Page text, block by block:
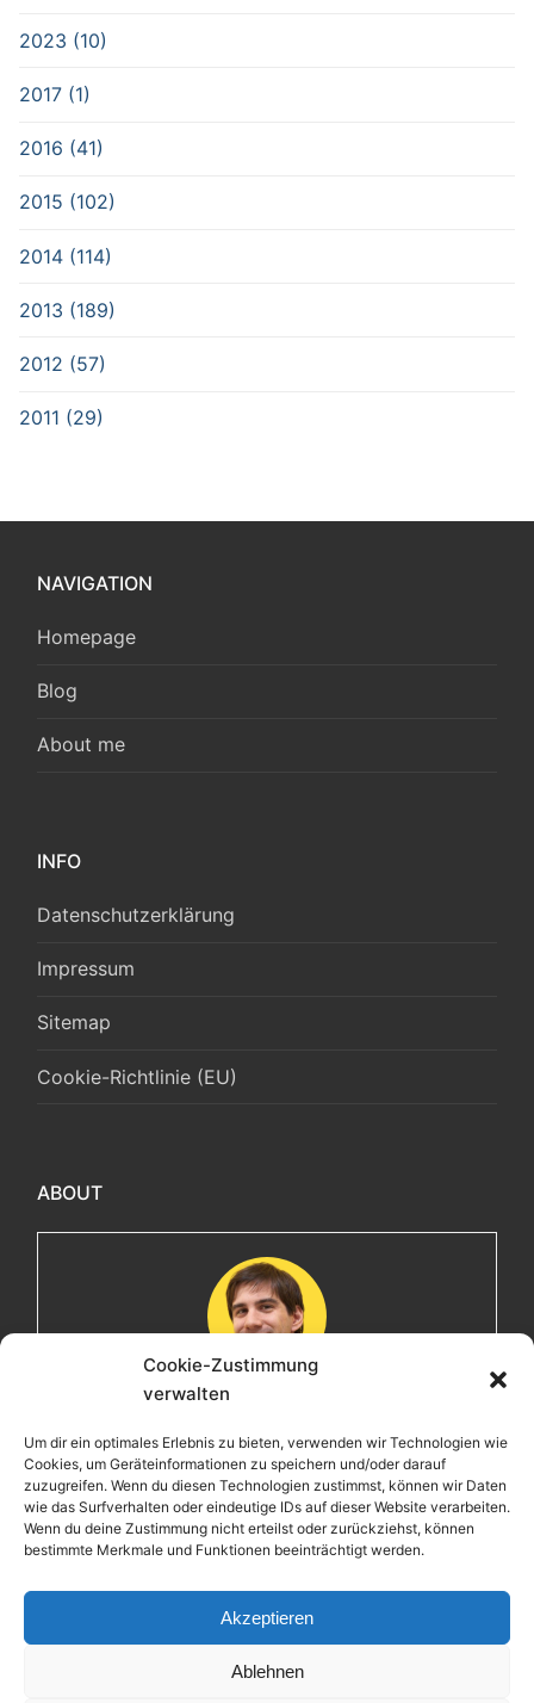
Cookie-Zustimmung
verwalten
Um dir ein optimales Erlebnis zu bieten, verwenden wir Technologien wie
Cookies, um Geräteinformationen zu speichern und/oder darauf
zuzugreifen. Wenn du diesen Technologien zustimmst, können wir Daten
wie das Surfverhalten oder eindeutige IDs auf dieser Website verarbeiten.
Wenn du deine Zustimmung nicht erteilst oder zurückziehst, können
bestimmte Merkmale und Funktionen beeinträchtigt werden.
Akzeptieren
Ablehnen
2023 (10)
2017 (1)
2016 (41)
2015 (102)
2014 (114)
2013 (189)
2012 (57)
2011 (29)
NAVIGATION
Homepage
Blog
About me
INFO
Datenschutzerklärung
Impressum
Sitemap
Cookie-Richtlinie (EU)
ABOUT
Herzlich willkommen! Ich bin Max, ein Informatiker mit
über 15 Jahren Berufserfahrung. Hier teile ich meine
Leidenschaften, Erlebnisse und Perspektiven. Ich lade
dich ein, gemeinsam mit mir auf eine Entdeckungsreise